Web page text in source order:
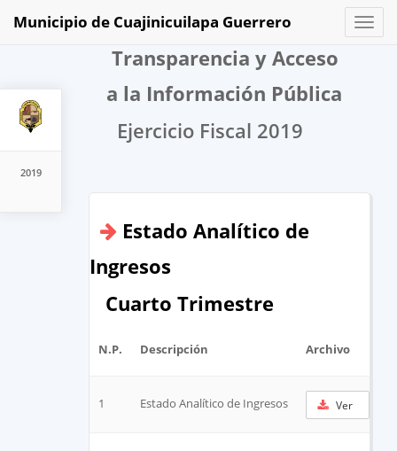
2019
Toggle
Municipio de Cuajinicuilapa Guerrero
Transparencia y Acceso
a la Información Pública
Ejercicio Fiscal 2019
Estado Analítico de
Ingresos
Cuarto Trimestre
N.P. Descripción Archivo
1 Estado Analítico de Ingresos Ver